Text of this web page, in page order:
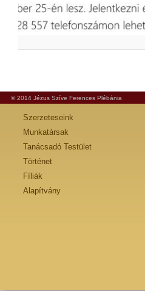
© 2014 Jézus Szíve Ferences Plébánia
Szerzeteseink
Munkatársak
Tanácsadó Testület
Történet
Fíliák
Alapítvány